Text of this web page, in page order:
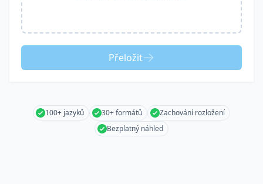
Přeložit
100+ jazyků 30+ formátů
Zachování rozložení
Bezplatný náhled